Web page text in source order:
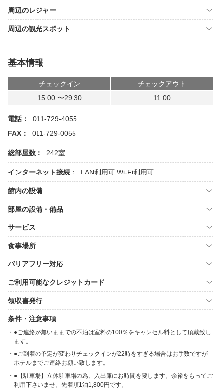
周辺のレジャー
周辺の観光スポット
基本情報
チェックイン
チェックアウト
15:00 〜29:30
11:00
電話：
011-729-4055
FAX：
011-729-0055
総部屋数： 242室
インターネット接続： LAN利用可 Wi-Fi利用可
館内の設備
部屋の設備・備品
サービス
食事場所
バリアフリー対応
ご利用可能なクレジットカード
領収書発行
条件・注意事項
●ご連絡が無いままでの不泊は室料の100％をキャンセル料として頂戴致し
ます。
●ご到着の予定が変わりチェックインが22時をすぎる場合はお手数ですが
ホテルまでご連絡お願い致します。
●【駐車場】立体駐車場の為、入出庫にお時間を要します。余裕をもってご
利用下さいませ。先着順1泊1,800円です。